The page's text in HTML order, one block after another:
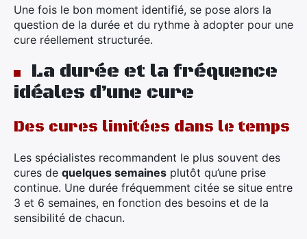
Une fois le bon moment identifié, se pose alors la
question de la durée et du rythme à adopter pour une
cure réellement structurée.
La durée et la fréquence
idéales d’une cure
Des cures limitées dans le temps
Les spécialistes recommandent le plus souvent des
cures de quelques semaines plutôt qu’une prise
continue. Une durée fréquemment citée se situe entre
3 et 6 semaines, en fonction des besoins et de la
sensibilité de chacun.